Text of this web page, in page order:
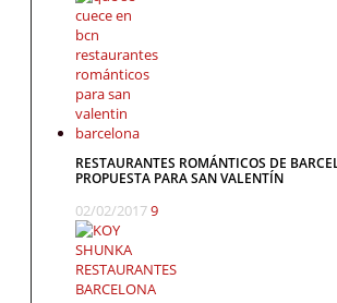
RESTAURANTES ROMÁNTICOS DE
PROPUESTA PARA SAN VALENTÍN
02/02/20179